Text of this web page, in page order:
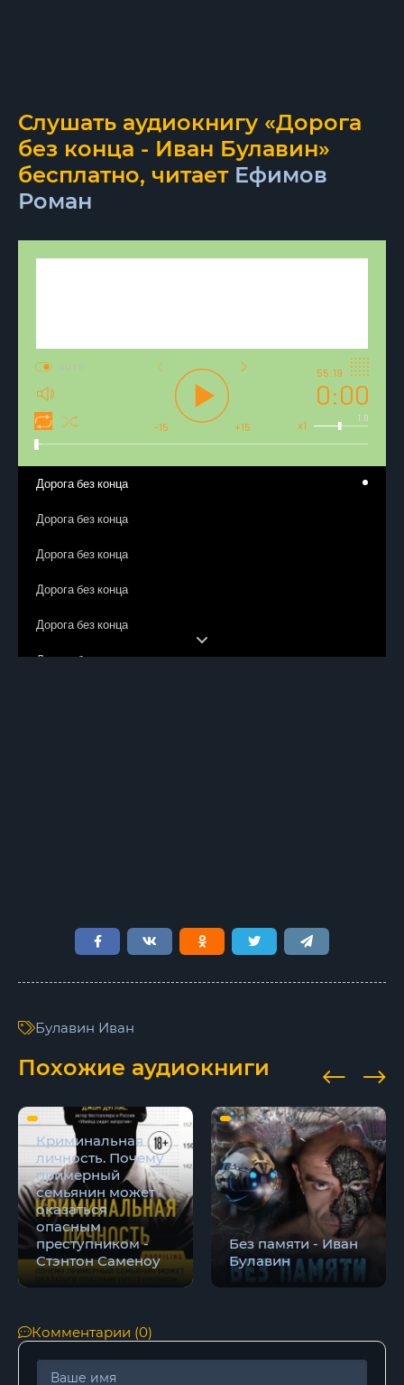
Слушать аудиокнигу «Дорога
без конца - Иван Булавин»
бесплатно, читает Ефимов
Роман
0:00
55:19
1.0
x1
-15 +15
AUTO
Дорога без конца
Дорога без конца
Дорога без конца
Дорога без конца
Дорога без конца
Дорога без конца
Дорога без конца
Булавин Иван
Похожие аудиокниги
Криминальная
личность. Почему
примерный
семьянин может
оказаться
опасным
преступником -
Стэнтон Саменоу
Без памяти - Иван
Булавин
Комментарии (0)